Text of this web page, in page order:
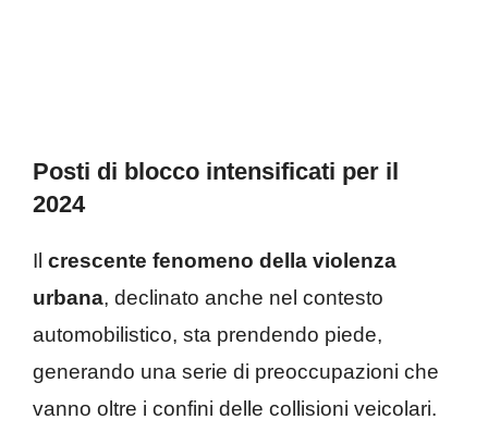
Posti di blocco intensificati per il
2024
Il crescente fenomeno della violenza
urbana, declinato anche nel contesto
automobilistico, sta prendendo piede,
generando una serie di preoccupazioni che
vanno oltre i confini delle collisioni veicolari.